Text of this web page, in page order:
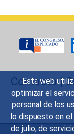
Esta web
optimizar el
personal de los
lo dispuesto en el
de julio, de
Contacto|